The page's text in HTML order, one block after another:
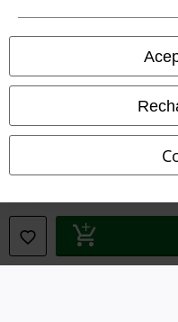
Cancelar pedido
Todos los precios incluyen el
© 1986-2026 E.M.P.
Tiendas EMP online